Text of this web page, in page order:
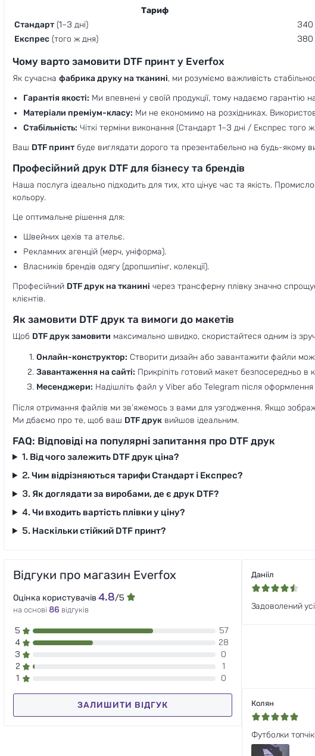
Тариф
Стандарт(1–3 дні) 340
Експрес (того ж дня) 380
Чому варто замовити DTF принт у Everfox
Як сучасна фабрика друку на тканині, ми розуміємо важливість
Гарантія якості: Ми впевнені у своїй продукції, тому надаємо гарантію
Матеріали преміум-класу: Ми не економимо на розхідниках.
Стабільність: Чіткі терміни виконання (Стандарт 1–3 дні / Експрес
Ваш DTF принтбуде виглядати дорого та презентабельно на будь-якому
Професійний друк DTF для бізнесу та брендів
Наша послуга ідеально підходить для тих, хто цінує час та якість.
кольору.
Це оптимальне рішення для:
Швейних цехів та ательє.
Рекламних агенцій (мерч, уніформа).
Власників брендів одягу (дропшипінг, колекції).
Професійний DTF друк на тканині через трансферну плівку значно
клієнтів.
Як замовити DTF друк та вимоги до макетів
Щоб DTF друк замовити максимально швидко, скористайтеся одним із
Онлайн-конструктор: Створити дизайн або завантажити файли
Завантаження на сайті: Прикріпіть готовий макет безпосередньо
Месенджери: Надішліть файл у Viber або Telegram після оформлення
Після отримання файлів ми зв’яжемось з вами для узгодження. Якщо
Ми дбаємо про те, щоб ваш DTF друк вийшов ідеальним.
FAQ: Відповіді на популярні запитання про DTF друк
1. Від чого залежить DTF друк ціна?
2. Чим відрізняються тарифи Стандарт і Експрес?
3. Як доглядати за виробами, де є друк DTF?
4. Чи входить вартість плівки у ціну?
5. Наскільки стійкий DTF принт?
Відгуки про магазин Everfox
Оцінка користувачів 4.8/5
на основі 86 відгуків
5
57
4
28
3
0
2
1
1
0
ЗАЛИШИТИ ВІДГУК
Данііл
Задоволений
Колян
Футболки